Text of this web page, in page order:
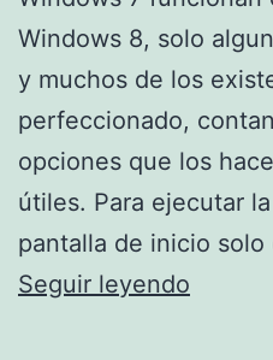
Windows 8, solo
y muchos de los
perfeccionado,
opciones que los
útiles. Para ejecutar
pantalla de inicio
Seguir leyendo